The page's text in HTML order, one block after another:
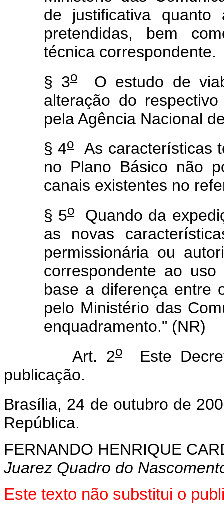
de justificativa quanto
pretendidas, bem
técnica correspondente.
§ 3oO estudo de
alteração do
pela Agência Nacional
§ 4oAs características
no Plano Básico não
canais existentes no
§ 5oQuando da
as novas
permissionária ou
correspondente ao
base a diferença entre
pelo Ministério das
enquadramento." (NR)
Art. 2oEste
publicação.
Brasília, 24 de outubro de
República.
FERNANDO HENRIQUE
Juarez Quadro do
Este texto não substitui o